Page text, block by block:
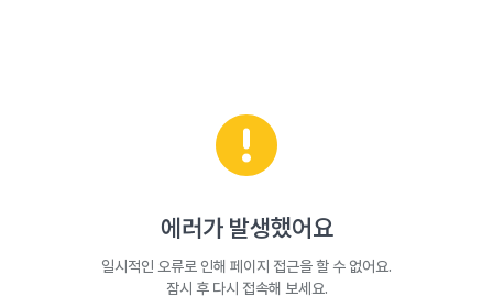
에러가 발생했어요
일시적인 오류로 인해 페이지 접근을 할 수 없어요.
잠시 후 다시 접속해 보세요.